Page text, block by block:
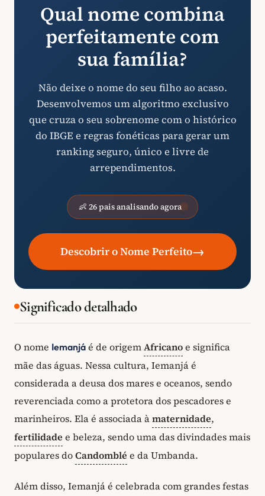
Qual nome combina
perfeitamente com
sua família?
Não deixe o nome do seu filho ao acaso.
Desenvolvemos um algoritmo exclusivo
que cruza o seu sobrenome com o histórico
do IBGE e regras fonéticas para gerar um
ranking seguro, único e livre de
arrependimentos.
👶 26 pais analisando agora
Descobrir o Nome Perfeito→
Significado detalhado
O nome Iemanjá é de origemAfricanoe significa
mãe das águas. Nessa cultura, Iemanjá é
considerada a deusa dos mares e oceanos, sendo
reverenciada como a protetora dos pescadores e
marinheiros. Ela é associada àmaternidade,
fertilidade e beleza, sendo uma das divindades mais
populares doCandomblé e da Umbanda.
Além disso, Iemanjá é celebrada com grandes festas